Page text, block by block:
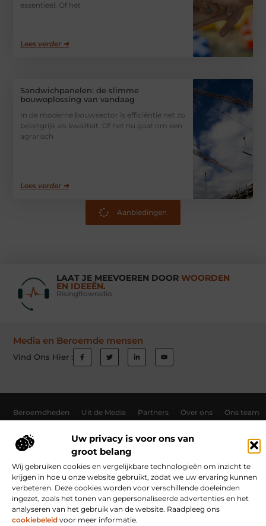
Uw privacy is voor ons van
groot belang
Wij gebruiken cookies en vergelijkbare technologieën om inzicht te
krijgen in hoe u onze website gebruikt, zodat we uw ervaring kunnen
verbeteren. Deze cookies worden voor verschillende doeleinden
ingezet, zoals het tonen van gepersonaliseerde advertenties en het
analyseren van het gebruik van de website. Raadpleeg ons
cookiebeleid voor meer informatie.
essentieel. Of het
Lees verder ➜
Sandwichpanelen: de slimme
bouwoplossing van vandaag
In de moderne bouwsector is efficiëntie net zo
belangrijk als kwaliteit. Of het nu gaat om een
agrarisch
Lees verder ➜
Aanbiedingen
LAAT JE MEEVOEREN DOOR WOORDEN
EN IDEEËN.
Risingflowradio
Media en Beroemde mensen
Vind Ons Hier :
Beroemdheden Uit de Media Partners Over ons Ons team
Goede Links Inkopen: Hoe Jij Jouw Website Autoriteit Geeft
Inkomsten Genereren met Jouw Website: Ontdek Hoe Jij Online Verdient
All Rights Reserved © 2025
www.risingflowradio.nl.